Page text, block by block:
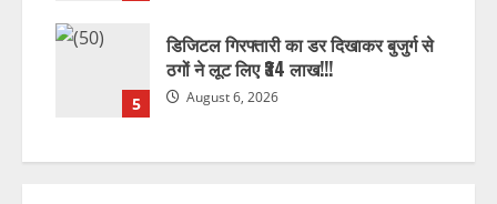
5
डिजिटल गिरफ्तारी का डर दिखाकर बुजुर्ग से
ठगों ने लूट लिए ₹34 लाख!!!
August 6, 2026